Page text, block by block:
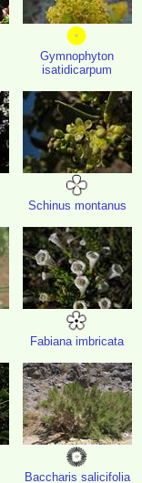
Gymnophyton
isatidicarpum
Schinus montanus
Fabiana imbricata
Baccharis salicifolia